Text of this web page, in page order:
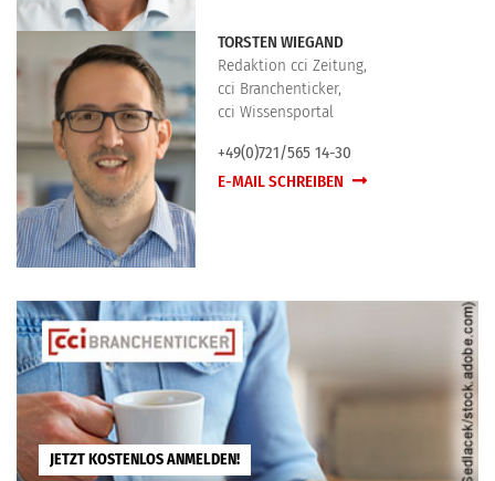
TORSTEN WIEGAND
Redaktion cci Zeitung,
cci Branchenticker,
cci Wissensportal
+49(0)721/565 14-30
E-MAIL SCHREIBEN
JETZT KOSTENLOS ANMELDEN!